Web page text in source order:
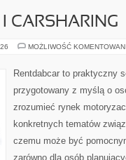
CARSHARING
MOŻLIWOŚĆ
Rentdabcar to praktyczny
przygotowany z myślą o
zrozumieć rynek
konkretnych tematów
czemu może być
zarówno dla osób